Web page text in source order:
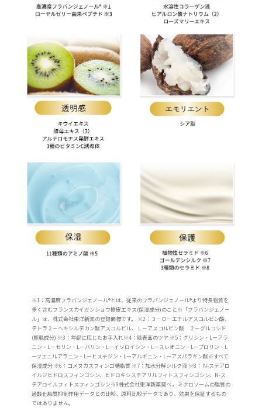
※1：高濃度フラバンジェノール®とは、従来のフラバンジェノール®より特長物質を
多く含むフランスカイガンショウ樹皮エキス(保湿成分)のこと※「フラバンジェノー
ル」は、株式会社東洋新薬の登録商標です。 ※2：３－Ｏ－エチルアスコルビン酸、
テトラ２－へキシルデカン酸アスコルビル、Ｌ－アスコルビン酸 ２－グルコシド
(整肌成分) ※3：年齢に応じたお手入れ※4：肌表面のツヤ ※5：グリシン・Lーアラ
ニン・Lーセリン・Lーバリン・Lーイソロイシン・Lースレオニン・Lープロリン・L
ーフェニルアラニン・Lーヒスチジン・Lーアルギニン・Lーアスパラギン酸※すべて
保湿成分 ※6：コメヌカスフィンゴ糖脂質 ※7：加水分解シルク液 ※8： N-ステアロ
イルジヒドロスフィンゴシン、ヒドロキシステアリルフィトスフィンゴシン、N-ス
テアロイルフィトスフィンゴシン※9株式会社東洋新薬調べ 。ミクロソームの脂質の
過酸化脂質抑制作用データとの比較。原料比較データであり、効果を保証するもの
ではありません。